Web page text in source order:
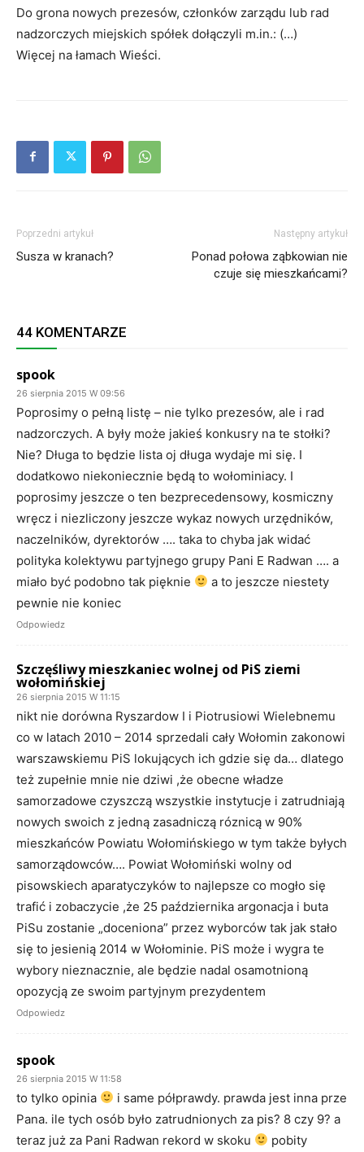
Do grona nowych prezesów, członków zarządu lub rad
nadzorczych miejskich spółek dołączyli m.in.: (…)
Więcej na łamach Wieści.
Poprzedni artykuł
Susza w kranach?
Następny artykuł
Ponad połowa ząbkowian nie
czuje się mieszkańcami?
44 KOMENTARZE
spook
26 sierpnia 2015 W 09:56
Poprosimy o pełną listę – nie tylko prezesów, ale i rad
nadzorczych. A były może jakieś konkusry na te stołki?
Nie? Długa to będzie lista oj długa wydaje mi się. I
dodatkowo niekoniecznie będą to wołominiacy. I
poprosimy jeszcze o ten bezprecedensowy, kosmiczny
wręcz i niezliczony jeszcze wykaz nowych urzędników,
naczelników, dyrektorów …. taka to chyba jak widać
polityka kolektywu partyjnego grupy Pani E Radwan …. a
miało być podobno tak pięknie
a to jeszcze niestety
pewnie nie koniec
Odpowiedz
Szczęśliwy mieszkaniec wolnej od PiS ziemi
wołomińskiej
26 sierpnia 2015 W 11:15
nikt nie dorówna Ryszardow I i Piotrusiowi Wielebnemu
co w latach 2010 – 2014 sprzedali cały Wołomin zakonowi
warszawskiemu PiS lokujących ich gdzie się da… dlatego
też zupełnie mnie nie dziwi ,że obecne władze
samorzadowe czyszczą wszystkie instytucje i zatrudniają
nowych swoich z jedną zasadniczą róznicą w 90%
mieszkańców Powiatu Wołomińskiego w tym także byłych
samorządowców…. Powiat Wołomiński wolny od
pisowskiech aparatyczyków to najlepsze co mogło się
trafić i zobaczycie ,że 25 października argonacja i buta
PiSu zostanie „doceniona” przez wyborców tak jak stało
się to jesienią 2014 w Wołominie. PiS może i wygra te
wybory nieznacznie, ale będzie nadal osamotnioną
opozycją ze swoim partyjnym prezydentem
Odpowiedz
spook
26 sierpnia 2015 W 11:58
to tylko opinia
i same półprawdy. prawda jest inna prze
Pana. ile tych osób było zatrudnionych za pis? 8 czy 9? a
teraz już za Pani Radwan rekord w skoku
pobity